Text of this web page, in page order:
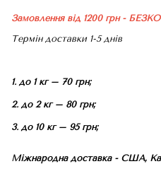
Замовлення від 1200 грн -
Термін доставки 1-5 днів
1. до 1 кг – 70 грн;
2. до 2 кг – 80 грн;
3. до 10 кг – 95 грн;
Міжнародна доставка - США,